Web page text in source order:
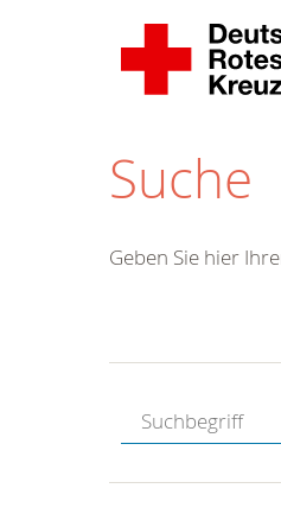
Suche
Geben Sie hier